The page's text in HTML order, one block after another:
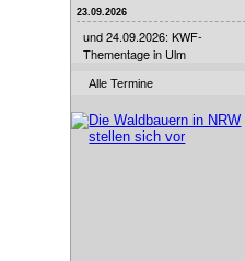
23.09.2026
und 24.09.2026: KWF-
Thementage in Ulm
Alle Termine